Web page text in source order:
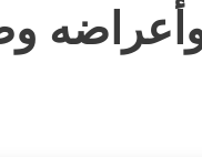
وأعراضه